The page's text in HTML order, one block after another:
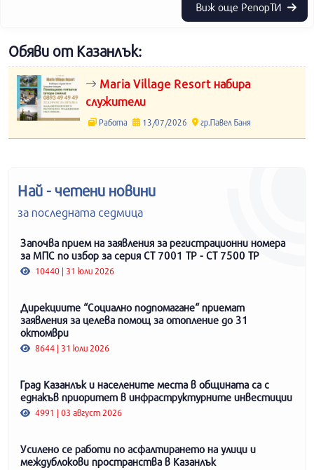
Виж още РепорТИ
Обяви от Казанлък:
Maria Village Resort набира
служители
Работа 13/07/2026 гр.Павел Баня
Най - четени новини
за последната седмица
Започва прием на заявления за регистрационни номера
за МПС по избор за серия СТ 7001 ТР - СТ 7500 ТР
10440 | 31 юли 2026
Дирекциите “Социално подпомагане“ приемат
заявления за целева помощ за отопление до 31
октомври
8644 | 31 юли 2026
Град Казанлък и населените места в общината са с
еднакъв приоритет в инфраструктурните инвестиции
4991 | 03 август 2026
Усилено се работи по асфалтирането на улици и
междублокови пространства в Казанлък